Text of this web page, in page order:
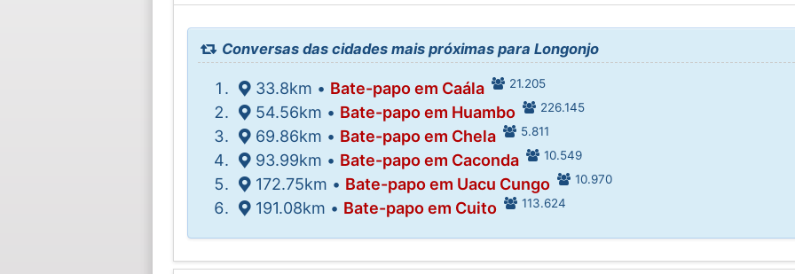
Conversas das cidades mais próximas para Longonjo
33.8km • Bate-papo em Caála 21.205
54.56km • Bate-papo em Huambo 226.145
69.86km • Bate-papo em Chela 5.811
93.99km • Bate-papo em Caconda 10.549
172.75km • Bate-papo em Uacu Cungo 10.970
191.08km • Bate-papo em Cuito 113.624